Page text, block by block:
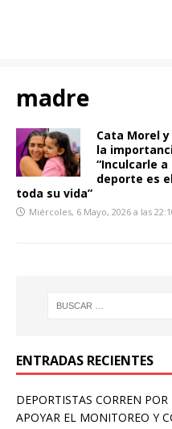
madre
Cata Morel
la
“Inculcarle
deporte es
toda su vida”
Miércoles, 6 Mayo, 2026 a las
ENTRADAS RECIENTES
DEPORTISTAS CORREN
APOYAR EL MONITOREO Y